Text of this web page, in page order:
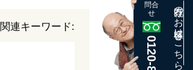
関連キーワード:
問合
せ
既存のお客様はこちら